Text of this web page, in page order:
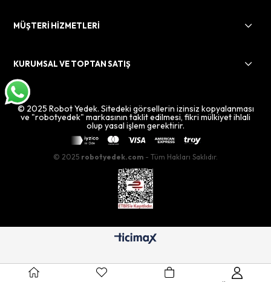
MÜŞTERİ HİZMETLERİ
KURUMSAL VE TOPTAN SATIŞ
© 2025 Robot Yedek. Sitedeki görsellerin izinsiz kopyalanması
ve "robotyedek" markasının taklit edilmesi, fikri mülkiyet ihlali
olup yasal işlem gerektirir.
© 2025 robotyedek.com - Tüm Hakları Saklıdır.